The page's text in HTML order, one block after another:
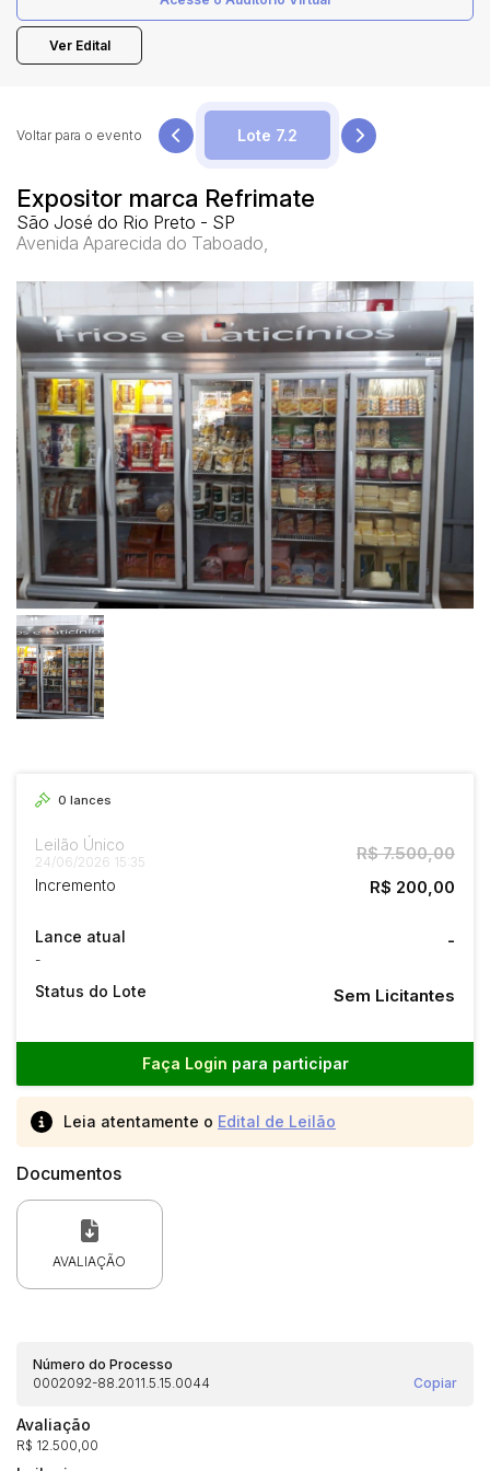
Ver Edital
Expositor marca Refrimate
São José do Rio Preto - SP
Avenida Aparecida do Taboado,
Voltar para o evento
0 lances
Leilão Único
24/06/2026 15:35 R$ 7.500,00
Incremento R$ 200,00
Lance atual
-
-
Status do Lote Sem Licitantes
Faça Login para participar
Leia atentamente o Edital de Leilão
Documentos
AVALIAÇÃO
Número do Processo
0002092-88.2011.5.15.0044
Copiar
Avaliação
R$ 12.500,00